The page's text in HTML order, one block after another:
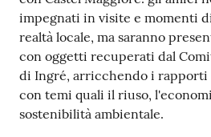
impegnati in visite e momenti
realtà locale, ma saranno
con oggetti recuperati dal
di Ingré, arricchendo i rapporti
con temi quali il riuso,
sostenibilità ambientale.